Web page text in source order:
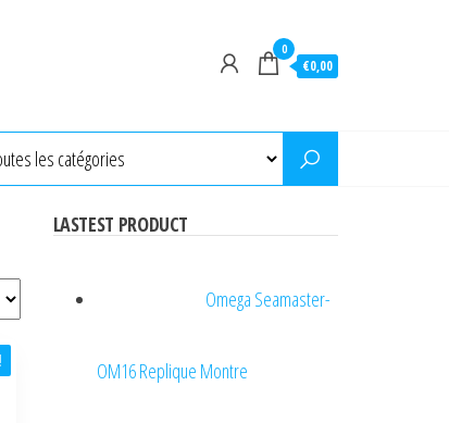
0
€0,00
LASTEST PRODUCT
Omega Seamaster-
OM16 Replique Montre